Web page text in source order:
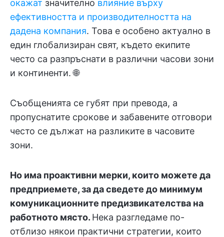
окажат значително влияние върху
ефективността и производителността на
дадена компания. Това е особено актуално в
един глобализиран свят, където екипите
често са разпръснати в различни часови зони
и континенти. 🌐
Съобщенията се губят при превода, а
пропуснатите срокове и забавените отговори
често се дължат на разликите в часовите
зони.
Но има проактивни мерки, които можете да
предприемете, за да сведете до минимум
комуникационните предизвикателства на
работното място. Нека разгледаме по-
отблизо някои практични стратегии, които